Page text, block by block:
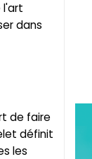
l'art
dans
de faire
définit
les